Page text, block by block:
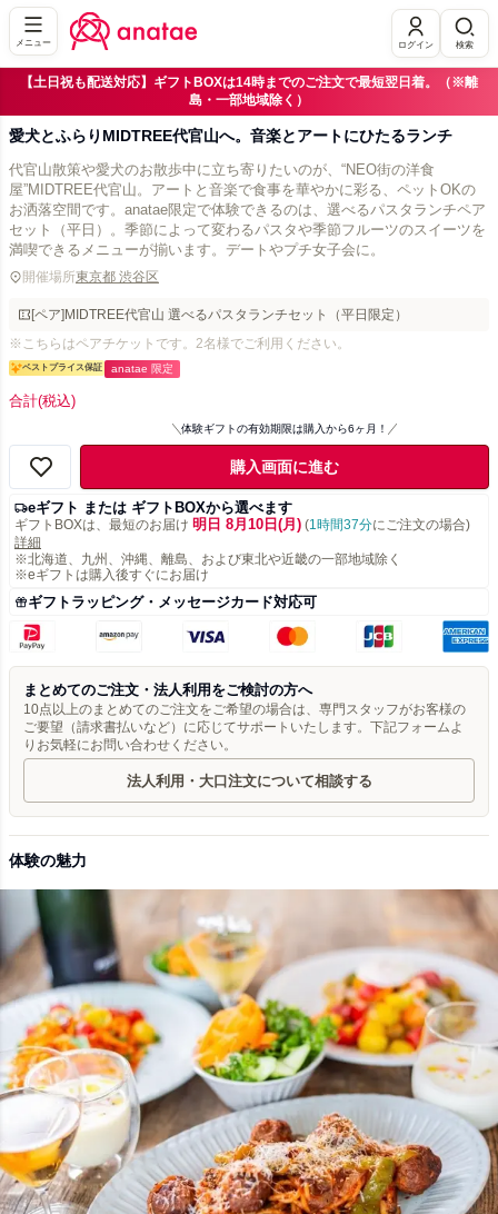
メニュー ログイン 検索
【土日祝も配送対応】ギフトBOXは14時までのご注文で最短翌日着。（※離
島・一部地域除く）
愛犬とふらりMIDTREE代官山へ。音楽とアートにひたるランチ
代官山散策や愛犬のお散歩中に立ち寄りたいのが、“NEO街の洋食
屋”MIDTREE代官山。アートと音楽で食事を華やかに彩る、ペットOKの
お洒落空間です。anatae限定で体験できるのは、選べるパスタランチペア
セット（平日）。季節によって変わるパスタや季節フルーツのスイーツを
満喫できるメニューが揃います。デートやプチ女子会に。
開催場所東京都 渋谷区
[ペア]MIDTREE代官山 選べるパスタランチセット（平日限定）
※こちらはペアチケットです。2名様でご利用ください。
ベストプライス保証 anatae 限定
合計(税込)
体験ギフトの有効期限は購入から6ヶ月！
購入画面に進む
eギフト または ギフトBOXから選べます
ギフトBOXは、最短のお届け 明日 8月10日(月) (1時間37分にご注文の場合)
詳細
※北海道、九州、沖縄、離島、および東北や近畿の一部地域除く
※eギフトは購入後すぐにお届け
ギフトラッピング・メッセージカード対応可
まとめてのご注文・法人利用をご検討の方へ
10点以上のまとめてのご注文をご希望の場合は、専門スタッフがお客様の
ご要望（請求書払いなど）に応じてサポートいたします。下記フォームよ
りお気軽にお問い合わせください。
法人利用・大口注文について相談する
体験の魅力